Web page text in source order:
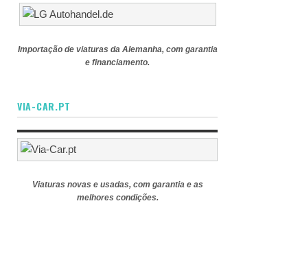
Importação de viaturas da Alemanha, com garantia
e financiamento.
VIA-CAR.PT
Viaturas novas e usadas, com garantia e as
melhores condições.